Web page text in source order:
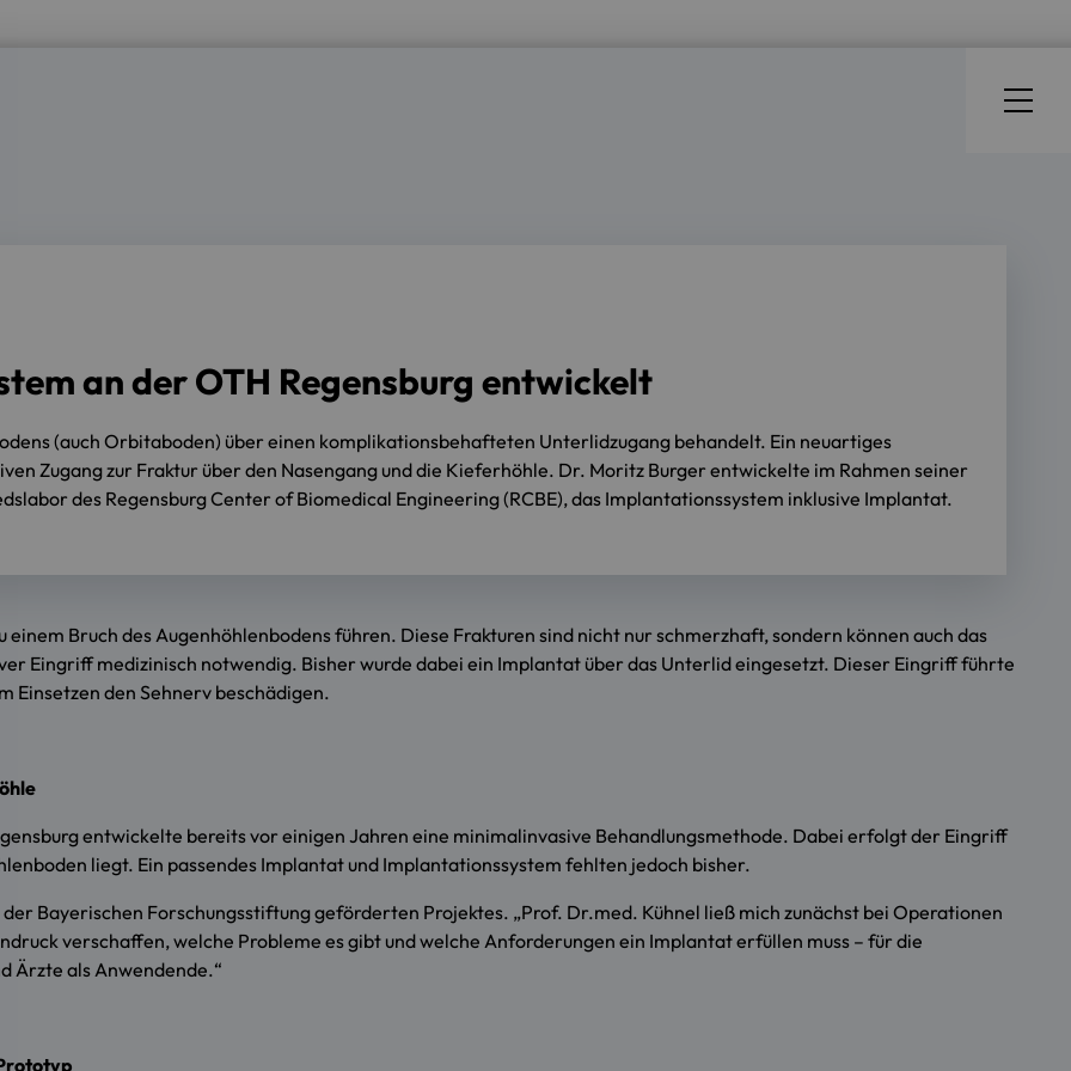
an der OTH Regensburg entwickelt
(auch Orbitaboden) über einen komplikationsbehafteten Unterlidzugang behandelt. Ein neuartiges
Zugang zur Fraktur über den Nasengang und die Kieferhöhle. Dr. Moritz Burger entwickelte im Rahmen seiner
des Regensburg Center of Biomedical Engineering (RCBE), das Implantationssystem inklusive Implantat.
einem Bruch des Augenhöhlenbodens führen. Diese Frakturen sind nicht nur schmerzhaft, sondern können auch das
Eingriff medizinisch notwendig. Bisher wurde dabei ein Implantat über das Unterlid eingesetzt. Dieser Eingriff führte
Einsetzen den Sehnerv beschädigen.
entwickelte bereits vor einigen Jahren eine minimalinvasive Behandlungsmethode. Dabei erfolgt der Eingriff
liegt. Ein passendes Implantat und Implantationssystem fehlten jedoch bisher.
Bayerischen Forschungsstiftung geförderten Projektes. „Prof. Dr.med. Kühnel ließ mich zunächst bei Operationen
verschaffen, welche Probleme es gibt und welche Anforderungen ein Implantat erfüllen muss – für die
Ärzte als Anwendende.“